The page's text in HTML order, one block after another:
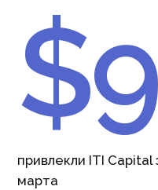
привлекли ITI
марта